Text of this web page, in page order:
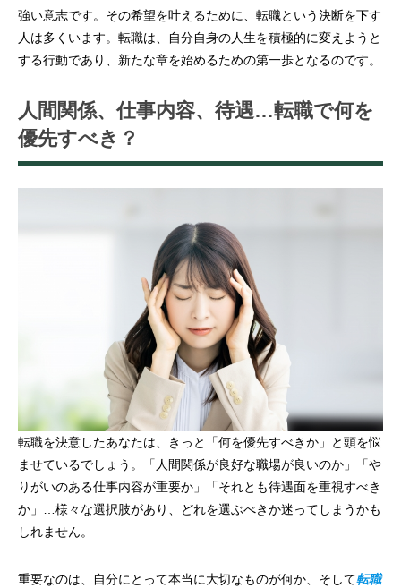
強い意志です。その希望を叶えるために、転職という決断を下す
人は多くいます。転職は、自分自身の人生を積極的に変えようと
する行動であり、新たな章を始めるための第一歩となるのです。
人間関係、仕事内容、待遇…転職で何を
優先すべき？
転職を決意したあなたは、きっと「何を優先すべきか」と頭を悩
ませているでしょう。「人間関係が良好な職場が良いのか」「や
りがいのある仕事内容が重要か」「それとも待遇面を重視すべき
か」…様々な選択肢があり、どれを選ぶべきか迷ってしまうかも
しれません。
重要なのは、自分にとって本当に大切なものが何か、そして転職